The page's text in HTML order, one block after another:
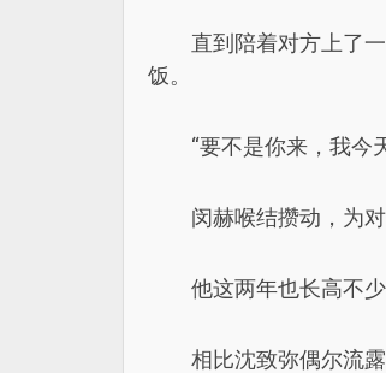
直到陪着对方上了
饭。
“要不是你来，我今
闵赫喉结攒动，为
他这两年也长高不
相比沈致弥偶尔流